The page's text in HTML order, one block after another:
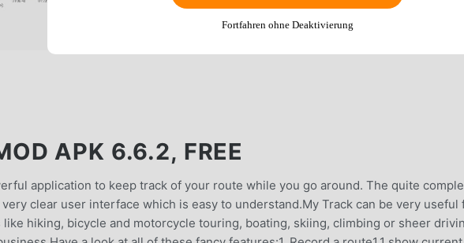
APK 6.6.2, FREE
application to keep track of your route while you go around. The quite
clear user interface which is easy to understand.My Track can be very useful
hiking, bicycle and motorcycle touring, boating, skiing, climbing or sheer
Fortfahren ohne Deaktivierung